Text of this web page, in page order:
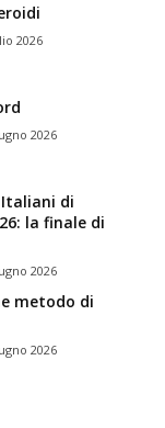
2026
2026
Italiani di
la finale di
2026
metodo di
2026